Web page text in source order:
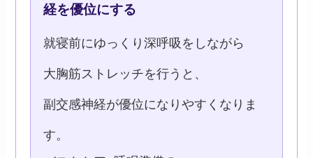
経を優位にする
就寝前にゆっくり深呼吸をしながら
大胸筋ストレッチを行うと、
副交感神経が優位になりやすくなりま
す。